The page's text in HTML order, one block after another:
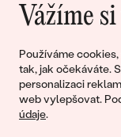
Vážíme
Používáme
tak, jak očekáváte.
personalizaci
web vylepšovat.
údaje.
Připojte se k nám!